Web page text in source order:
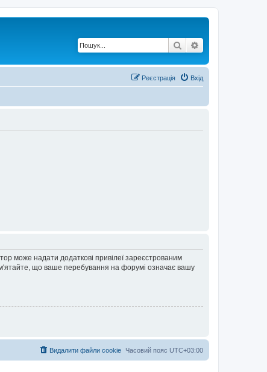
Пошук
Вхід
Реєстрація
може надати додаткові привілеї зареєстрованим
що ваше перебування на форумі означає вашу
Часовий пояс UTC+03:00
Видалити файли cookie